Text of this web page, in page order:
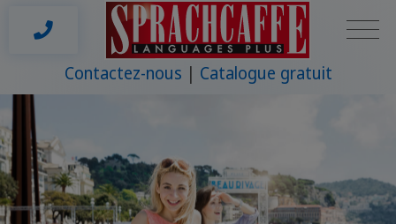
Contactez-nous Catalogue gratuit